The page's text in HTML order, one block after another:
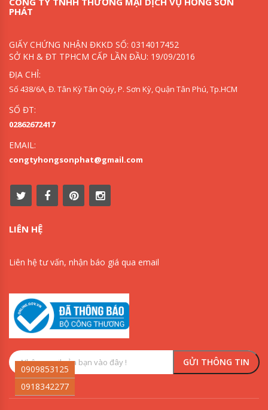
PHÁT
GIẤY CHỨNG NHẬN ĐKKD SỐ: 0314017452
SỞ KH & ĐT TPHCM CẤP LẦN ĐẦU: 19/09/2016
ĐỊA CHỈ:
Số 438/6A, Đ. Tân Kỳ Tân Qúy, P. Sơn Kỳ, Quận Tân Phú, Tp.HCM
SỐ ĐT:
02862672417
EMAIL:
congtyhongsonphat@gmail.com
LIÊN HỆ
Liên hệ tư vấn, nhận báo giá qua email
0909853125
0918342277